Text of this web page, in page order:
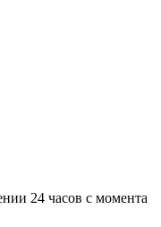
24 часов с момента